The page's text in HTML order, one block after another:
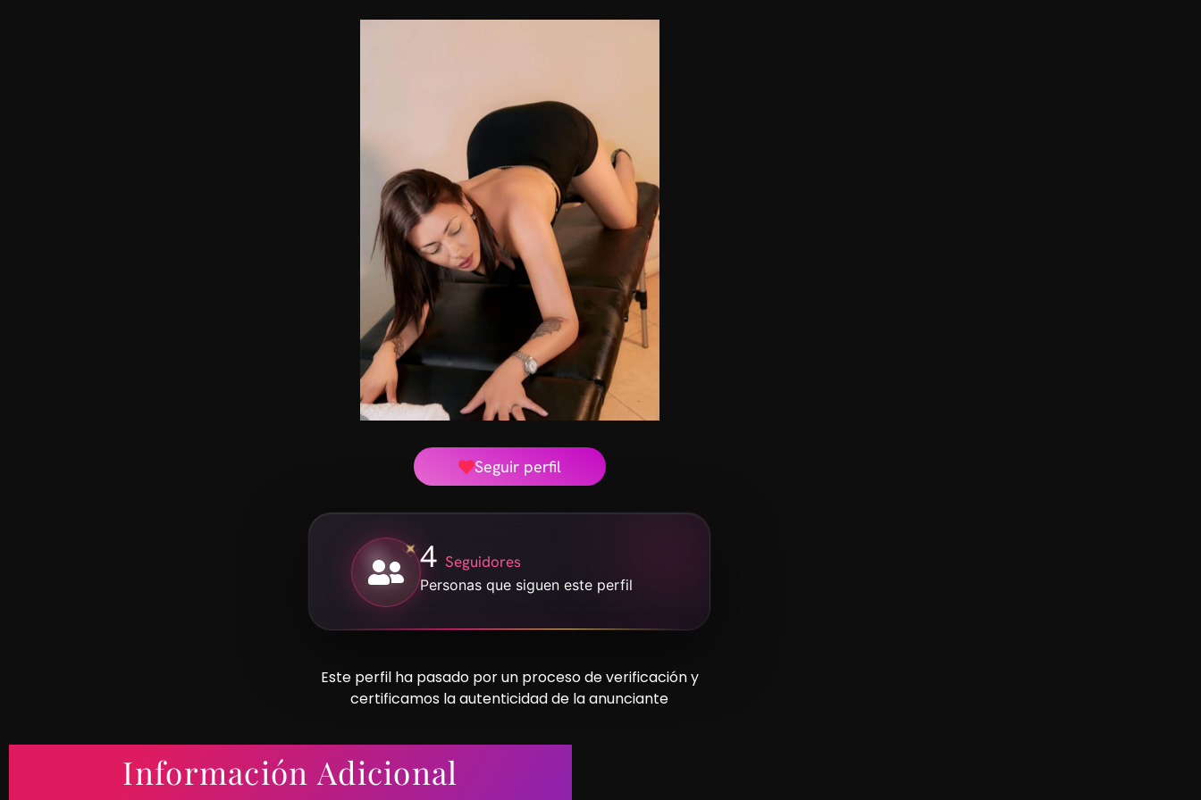
Solo atiendo números que puedan ser identificados.
Seguir perfil
4 Seguidores
Personas que siguen este perfil
Este perfil ha pasado por un proceso de verificación y
certificamos la autenticidad de la anunciante
Información Adicional